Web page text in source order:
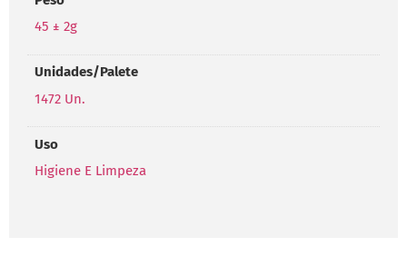
45 ± 2g
Unidades/Palete
1472 Un.
Uso
Higiene E Limpeza